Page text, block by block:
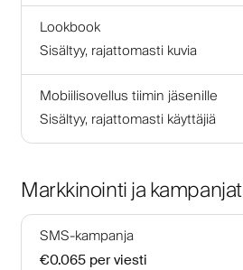
Lookbook
Sisältyy, rajattomasti kuvia
Mobiilisovellus tiimin jäsenille
Sisältyy, rajattomasti käyttäjiä
Markkinointi ja kampanjat
SMS-kampanja
€0.065 per viesti